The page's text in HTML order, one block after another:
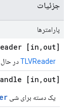
جزئیات
پارامترها
[in
, out] io
TLVReaderدر حال
[in
, out] in
یک دسته برای شی